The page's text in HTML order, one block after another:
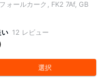
ォールカーク, FK2 7Af, GB
い 12 レビュー
選択